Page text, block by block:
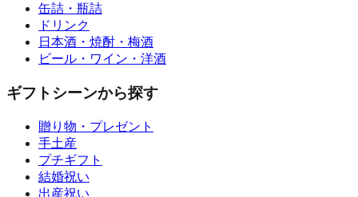
缶詰・瓶詰
ドリンク
日本酒・焼酎・梅酒
ビール・ワイン・洋酒
ギフトシーンから探す
贈り物・プレゼント
手土産
プチギフト
結婚祝い
出産祝い